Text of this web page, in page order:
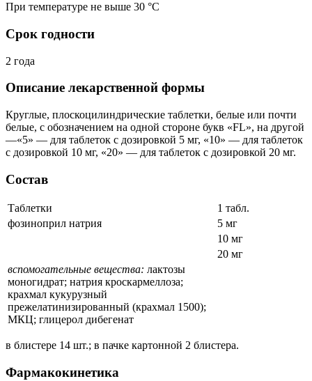
При температуре не выше 30 °C
Срок годности
2 года
Описание лекарственной формы
Круглые, плоскоцилиндрические таблетки, белые или почти
белые, с обозначением на одной стороне букв «FL», на другой
—«5» — для таблеток с дозировкой 5 мг, «10» — для таблеток
с дозировкой 10 мг, «20» — для таблеток с дозировкой 20 мг.
Состав
Таблетки
1 табл.
фозиноприл натрия
5 мг
10 мг
20 мг
вспомогательные вещества: лактозы
моногидрат; натрия кроскармеллоза;
крахмал кукурузный
прежелатинизированный (крахмал 1500);
МКЦ; глицерол дибегенат
в блистере 14 шт.; в пачке картонной 2 блистера.
Фармакокинетика